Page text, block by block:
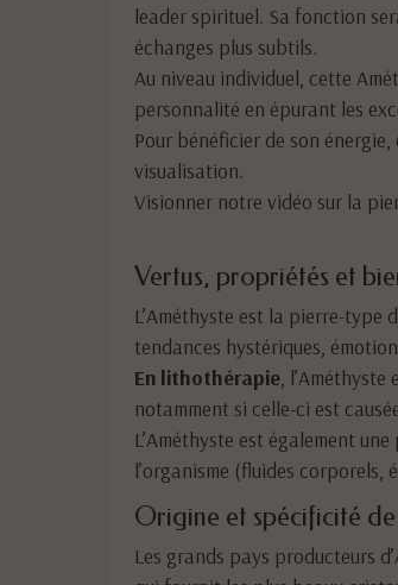
leader spirituel. Sa fonction
échanges plus subtils.
Au niveau individuel, cette
personnalité en épurant les
Pour bénéficier de son
visualisation.
Visionner notre vidéo sur la
Vertus, propriétés et
L’Améthyste est la pierre-type
tendances hystériques,
En lithothérapie ,
notamment si celle-ci est
L’Améthyste est également
l’organisme (fluides corporels,
Origine et spécificité
Les grands pays producteurs